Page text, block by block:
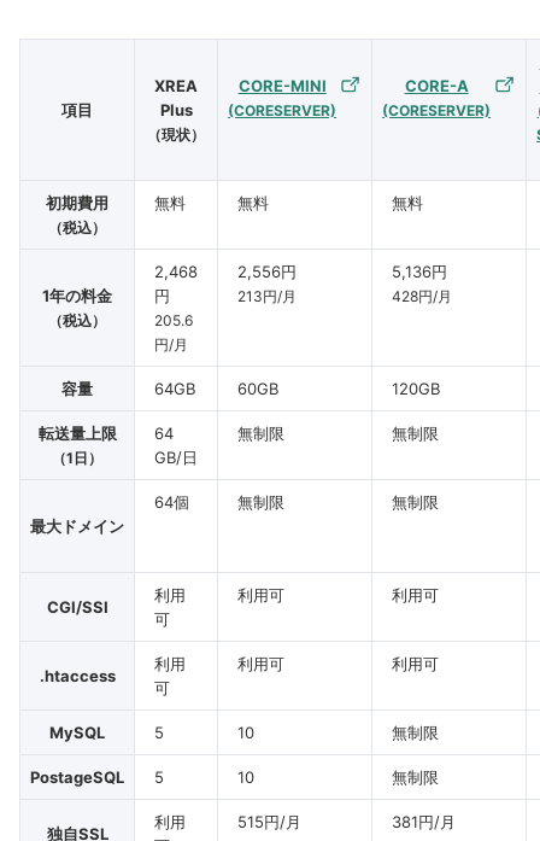
項目
XREA
Plus
（現状）
CORE-MINI
(CORESERVER)
CORE-A
(CORESERVER)
初期費用
（税込）
無料 無料 無料
1年の料金
（税込）
2,468
円
205.6
円/月
2,556円
213円/月
5,136円
428円/月
容量 64GB 60GB 120GB
転送量上限
（1日）
64
GB/日
無制限 無制限
最大ドメイン
64個 無制限 無制限
CGI/SSI
利用
可
利用可 利用可
.htaccess
利用
可
利用可 利用可
MySQL 5 10 無制限
PostageSQL 5 10 無制限
独自SSL
利用
515円/月 381円/月